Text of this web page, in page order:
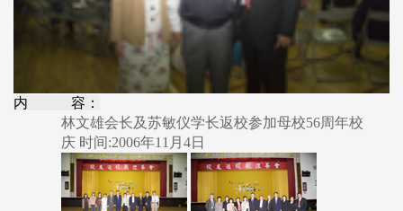
内 容：
林文雄会长及苏敏仪学长返校参加母校56周年校
庆 时间:2006年11月4日